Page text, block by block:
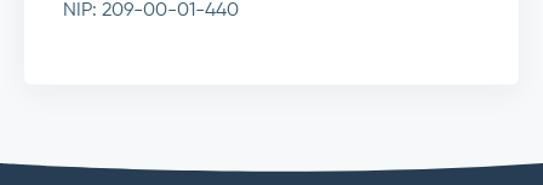
NIP: 209-00-01-440